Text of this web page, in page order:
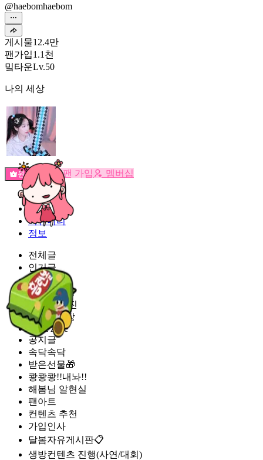
@haebomhaebom
게시물12.4만
팬가입1.1천
밐타운Lv.50
나의 세상
원픽선택 팬 가입 멤버십
밐타운
피드
커뮤니티
정보
전체글
인기글
썸네일
미공개영상
미공개 사진
비밀일기장
black zone
공지글
속닥속닥
받은선물🎁
쾅쾅쾅!!내놔!!
해봄님 알현실
팬아트
컨텐츠 추천
가입인사
달봄자유게시판📋
생방컨텐츠 진행(사연/대회)